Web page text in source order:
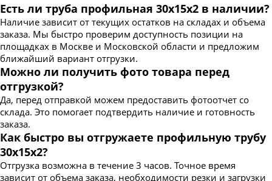
Есть ли труба профильная 30х15х2 в наличии?
Наличие зависит от текущих остатков на складах и объема
заказа. Мы быстро проверим доступность позиции на
площадках в Москве и Московской области и предложим
ближайший вариант отгрузки.
Можно ли получить фото товара перед
отгрузкой?
Да, перед отправкой можем предоставить фотоотчет со
склада. Это помогает подтвердить наличие и готовность
заказа.
Как быстро вы отгружаете профильную трубу
30х15х2?
Отгрузка возможна в течение 3 часов. Точное время
зависит от объема заказа, необходимости резки и загрузки